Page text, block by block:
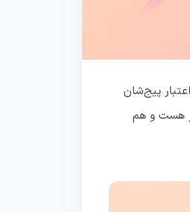
پیج‌شان
هست و هم